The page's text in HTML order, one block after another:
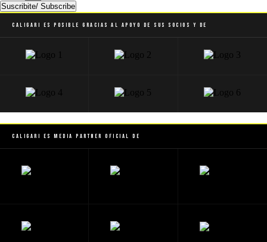
Suscribite/ Subscribe
Caligari es posible gracias al apoyo de sus socios y de
Caligari es Media Partner Oficial de